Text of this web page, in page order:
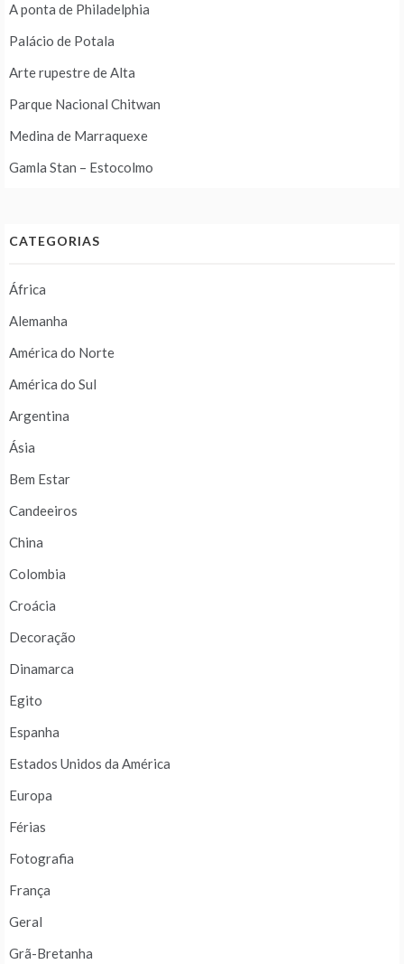
A ponta de Philadelphia
Palácio de Potala
Arte rupestre de Alta
Parque Nacional Chitwan
Medina de Marraquexe
Gamla Stan – Estocolmo
CATEGORIAS
África
Alemanha
América do Norte
América do Sul
Argentina
Ásia
Bem Estar
Candeeiros
China
Colombia
Croácia
Decoração
Dinamarca
Egito
Espanha
Estados Unidos da América
Europa
Férias
Fotografia
França
Geral
Grã-Bretanha